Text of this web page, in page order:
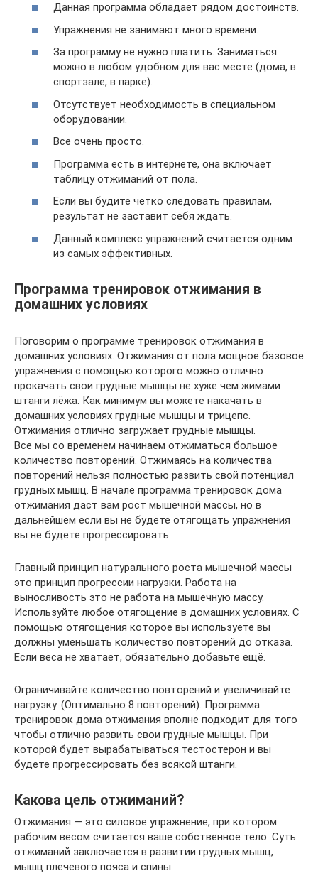
Данная программа обладает рядом достоинств.
Упражнения не занимают много времени.
За программу не нужно платить. Заниматься
можно в любом удобном для вас месте (дома, в
спортзале, в парке).
Отсутствует необходимость в специальном
оборудовании.
Все очень просто.
Программа есть в интернете, она включает
таблицу отжиманий от пола.
Если вы будите четко следовать правилам,
результат не заставит себя ждать.
Данный комплекс упражнений считается одним
из самых эффективных.
Программа тренировок отжимания в
домашних условиях
Поговорим о программе тренировок отжимания в
домашних условиях. Отжимания от пола мощное базовое
упражнения с помощью которого можно отлично
прокачать свои грудные мышцы не хуже чем жимами
штанги лёжа. Как минимум вы можете накачать в
домашних условиях грудные мышцы и трицепс.
Отжимания отлично загружает грудные мышцы.
Все мы со временем начинаем отжиматься большое
количество повторений. Отжимаясь на количества
повторений нельзя полностью развить свой потенциал
грудных мышц. В начале программа тренировок дома
отжимания даст вам рост мышечной массы, но в
дальнейшем если вы не будете отягощать упражнения
вы не будете прогрессировать.
Главный принцип натурального роста мышечной массы
это принцип прогрессии нагрузки. Работа на
выносливость это не работа на мышечную массу.
Используйте любое отягощение в домашних условиях. С
помощью отягощения которое вы используете вы
должны уменьшать количество повторений до отказа.
Если веса не хватает, обязательно добавьте ещё.
Ограничивайте количество повторений и увеличивайте
нагрузку. (Оптимально 8 повторений). Программа
тренировок дома отжимания вполне подходит для того
чтобы отлично развить свои грудные мышцы. При
которой будет вырабатываться тестостерон и вы
будете прогрессировать без всякой штанги.
Какова цель отжиманий?
Отжимания — это силовое упражнение, при котором
рабочим весом считается ваше собственное тело. Суть
отжиманий заключается в развитии грудных мышц,
мышц плечевого пояса и спины.